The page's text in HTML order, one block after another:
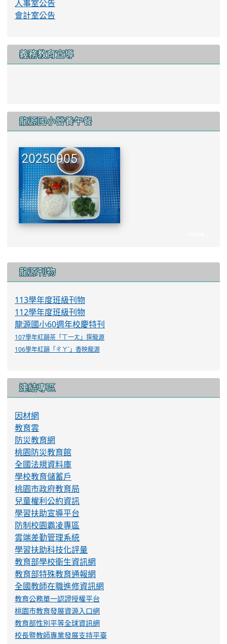
人事室公告
會計室公告
義務教育宣導
龍源國小營養午餐
龍源刊物
113學年度班級刊物
112學年度班級刊物
龍源國小60週年校慶特刊
107學年紅韻茶「ㄒ一ㄤ」探龍源
106學年紅韻「ㄔㄚˊ」香映龍源
連結專區
因材網
教育雲
防災教育網
桃園防災教育館
全國法規資料庫
學校教育儲蓄戶
桃園市政府教育局
兒童權利公約資訊
學習扶助宣導平台
防制校園霸凌專區
雲端差勤管理系統
學習扶助科技化評量
教育部學校衛生資訊網
教育部特殊教育通報網
全國教師在職進修資訊網
教育公務單一認證授權平台
桃園市教育發展資源入口網
教育部性別平等全球資訊網
校長暨教師專業發展支持平臺